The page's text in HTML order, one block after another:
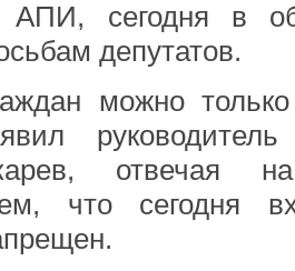
АПИ, сегодня в
депутатов.
можно
отвечая
что сегодня